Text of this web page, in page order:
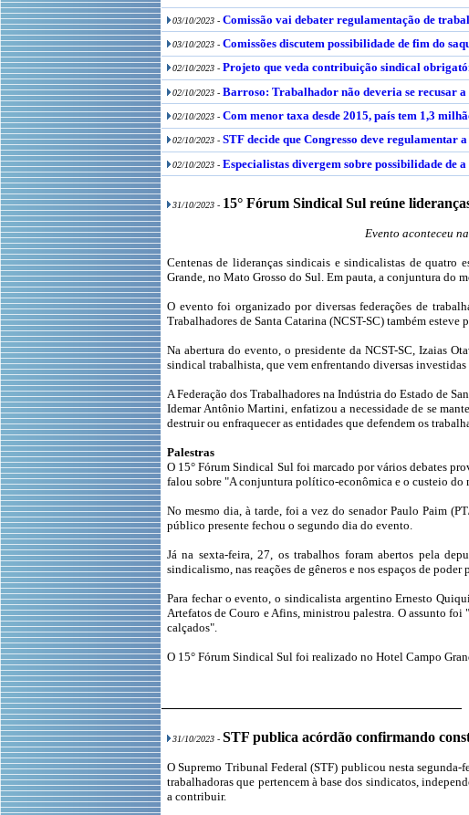
03/10/2023 - Comissão vai debater regulamentação de
03/10/2023 - Comissões discutem possibilidade de fim do
02/10/2023 - Projeto que veda contribuição sindical
02/10/2023 - Barroso: Trabalhador não deveria se recusar
02/10/2023 - Com menor taxa desde 2015, país tem 1,3
02/10/2023 - STF decide que Congresso deve regulamentar
02/10/2023 - Especialistas divergem sobre possibilidade de
31/10/2023 - 15° Fórum Sindical Sul reúne
Evento aconteceu
Centenas de lideranças sindicais e sindicalistas de quatro
Grande, no Mato Grosso do Sul. Em pauta, a conjuntura do
O evento foi organizado por diversas federações de
Trabalhadores de Santa Catarina (NCST-SC) também esteve
Na abertura do evento, o presidente da NCST-SC, Izaias
sindical trabalhista, que vem enfrentando diversas
A Federação dos Trabalhadores na Indústria do Estado de
Idemar Antônio Martini, enfatizou a necessidade de se
destruir ou enfraquecer as entidades que defendem os
Palestras
O 15° Fórum Sindical Sul foi marcado por vários debates
falou sobre "A conjuntura político-econômica e o custeio do
No mesmo dia, à tarde, foi a vez do senador Paulo Paim
público presente fechou o segundo dia do evento.
Já na sexta-feira, 27, os trabalhos foram abertos pela
sindicalismo, nas reações de gêneros e nos espaços de poder
Para fechar o evento, o sindicalista argentino Ernesto
Artefatos de Couro e Afins, ministrou palestra. O assunto
calçados".
O 15° Fórum Sindical Sul foi realizado no Hotel Campo
31/10/2023 - STF publica acórdão confirmando
O Supremo Tribunal Federal (STF) publicou nesta
trabalhadoras que pertencem à base dos sindicatos,
a contribuir.